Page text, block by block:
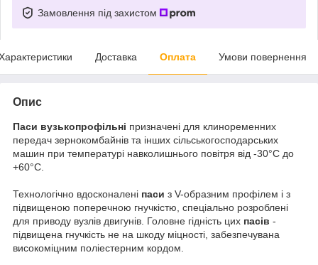
Замовлення під захистом
Доставка Оплата Умови повернення
Опис
Паси вузькопрофільні призначені для клиноременних
передач зернокомбайнів та інших сільськогосподарських
машин при температурі навколишнього повітря від -30°С до
+60°С.
Технологічно вдосконалені паси з V-образним профілем і з
підвищеною поперечною гнучкістю, спеціально розроблені
для приводу вузлів двигунів. Головне гідність цих пасів -
підвищена гнучкість не на шкоду міцності, забезпечувана
високоміцним поліестерним кордом.